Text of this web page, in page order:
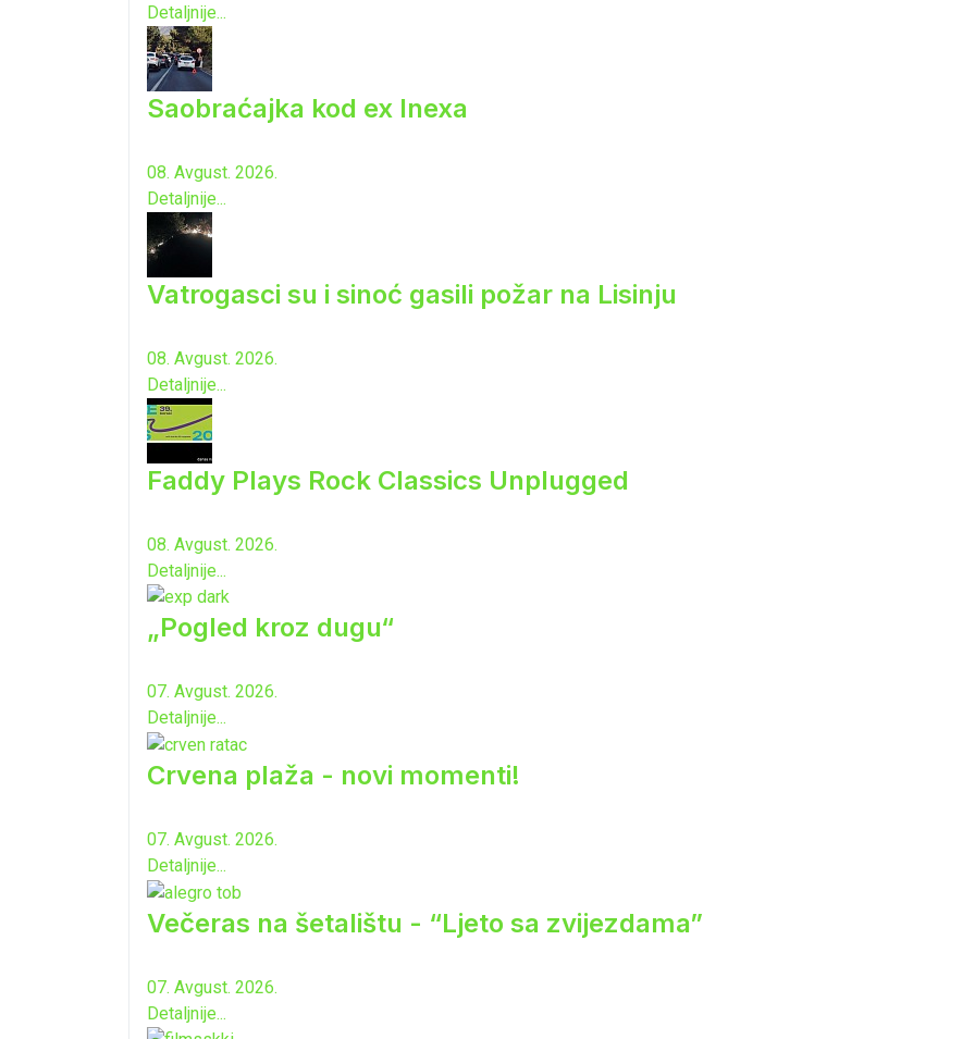
Detaljnije...
Saobraćajka kod ex Inexa
08. Avgust. 2026.
Detaljnije...
Vatrogasci su i sinoć gasili požar na Lisinju
08. Avgust. 2026.
Detaljnije...
Faddy Plays Rock Classics Unplugged
08. Avgust. 2026.
Detaljnije...
„Pogled kroz dugu“
07. Avgust. 2026.
Detaljnije...
Crvena plaža - novi momenti!
07. Avgust. 2026.
Detaljnije...
Večeras na šetalištu - “Ljeto sa zvijezdama”
07. Avgust. 2026.
Detaljnije...